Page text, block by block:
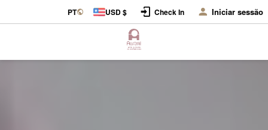
PT USD $ Check In Iniciar sessão